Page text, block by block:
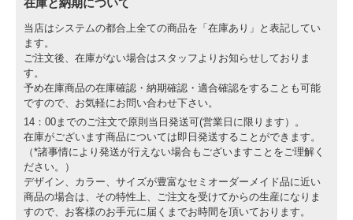
当店はシステムの都合上全ての商品を「在庫あり」と表記してい
ます。
ご注文後、在庫がない場合はスタッフよりお知らせしておりま
す。
予め在庫商品の在庫確認・納期確認・適合確認をすることも可能
ですので、お気軽にお問い合わせ下さい。
14：00までのご注文で原則当日発送可(営業日に限ります）。
在庫がございます商品については即日発送することができます。
（*諸事情により発送が行えない場合もございますことをご理解く
ださい。）
デザイン、カラー、サイズが豊富なセミオーダーメイド品に近い
商品の場合は、その特性上、ご注文を受けてからの生産になりま
すので、お客様のお手元に届くまでお時間を頂いております。